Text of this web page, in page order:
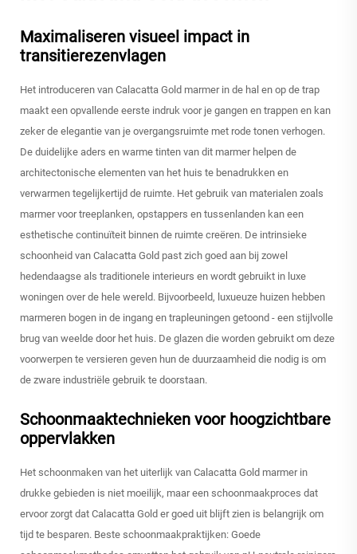
Maximaliseren visueel impact in
transitierezenvlagen
Het introduceren van Calacatta Gold marmer in de hal en op de trap
maakt een opvallende eerste indruk voor je gangen en trappen en kan
zeker de elegantie van je overgangsruimte met rode tonen verhogen.
De duidelijke aders en warme tinten van dit marmer helpen de
architectonische elementen van het huis te benadrukken en
verwarmen tegelijkertijd de ruimte. Het gebruik van materialen zoals
marmer voor treeplanken, opstappers en tussenlanden kan een
esthetische continuïteit binnen de ruimte creëren. De intrinsieke
schoonheid van Calacatta Gold past zich goed aan bij zowel
hedendaagse als traditionele interieurs en wordt gebruikt in luxe
woningen over de hele wereld. Bijvoorbeeld, luxueuze huizen hebben
marmeren bogen in de ingang en trapleuningen getoond - een stijlvolle
brug van weelde door het huis. De glazen die worden gebruikt om deze
voorwerpen te versieren geven hun de duurzaamheid die nodig is om
de zware industriële gebruik te doorstaan.
Schoonmaaktechnieken voor hoogzichtbare
oppervlakken
Het schoonmaken van het uiterlijk van Calacatta Gold marmer in
drukke gebieden is niet moeilijk, maar een schoonmaakproces dat
ervoor zorgt dat Calacatta Gold er goed uit blijft zien is belangrijk om
tijd te besparen. Beste schoonmaakpraktijken: Goede